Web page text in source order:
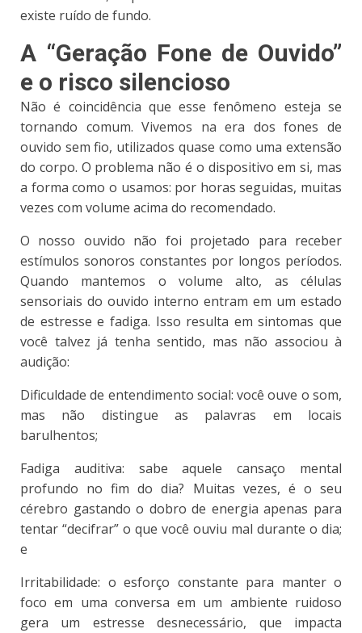
existe ruído de fundo.
A “Geração Fone de Ouvido”
e o risco silencioso
Não é coincidência que esse fenômeno esteja se
tornando comum. Vivemos na era dos fones de
ouvido sem fio, utilizados quase como uma extensão
do corpo. O problema não é o dispositivo em si, mas
a forma como o usamos: por horas seguidas, muitas
vezes com volume acima do recomendado.
O nosso ouvido não foi projetado para receber
estímulos sonoros constantes por longos períodos.
Quando mantemos o volume alto, as células
sensoriais do ouvido interno entram em um estado
de estresse e fadiga. Isso resulta em sintomas que
você talvez já tenha sentido, mas não associou à
audição:
Dificuldade de entendimento social: você ouve o som,
mas não distingue as palavras em locais
barulhentos;
Fadiga auditiva: sabe aquele cansaço mental
profundo no fim do dia? Muitas vezes, é o seu
cérebro gastando o dobro de energia apenas para
tentar “decifrar” o que você ouviu mal durante o dia;
e
Irritabilidade: o esforço constante para manter o
foco em uma conversa em um ambiente ruidoso
gera um estresse desnecessário, que impacta